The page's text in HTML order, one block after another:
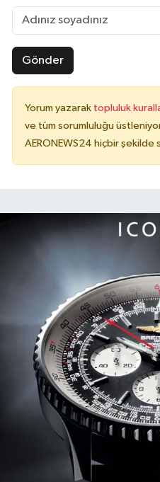
Gönder
Yorum yazarak topluluk
ve tüm sorumluluğu
AERONEWS24 hiçbir şekilde